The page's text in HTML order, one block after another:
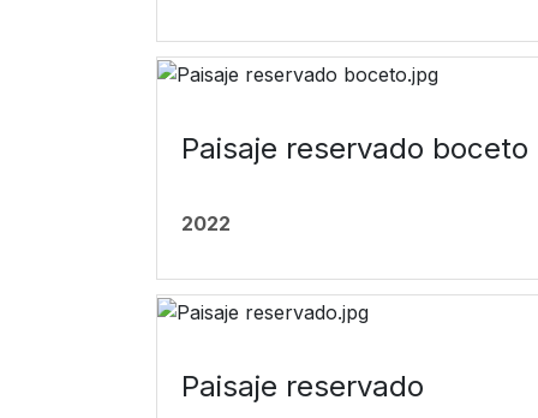
Paisaje reservado boceto
2022
Paisaje reservado